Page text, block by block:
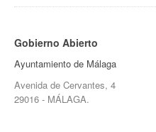
Gobierno Abierto
Ayuntamiento de Málaga
Avenida de Cervantes, 4
29016 - MÁLAGA.